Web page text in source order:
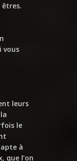
vous
leurs
le
à
que l’on